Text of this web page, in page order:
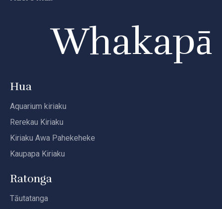
Whakapā
Hua
Aquarium kiriaku
Rerekau Kiriaku
Kiriaku Awa Pahekeheke
Kaupapa Kiriaku
Ratonga
Tāutatanga